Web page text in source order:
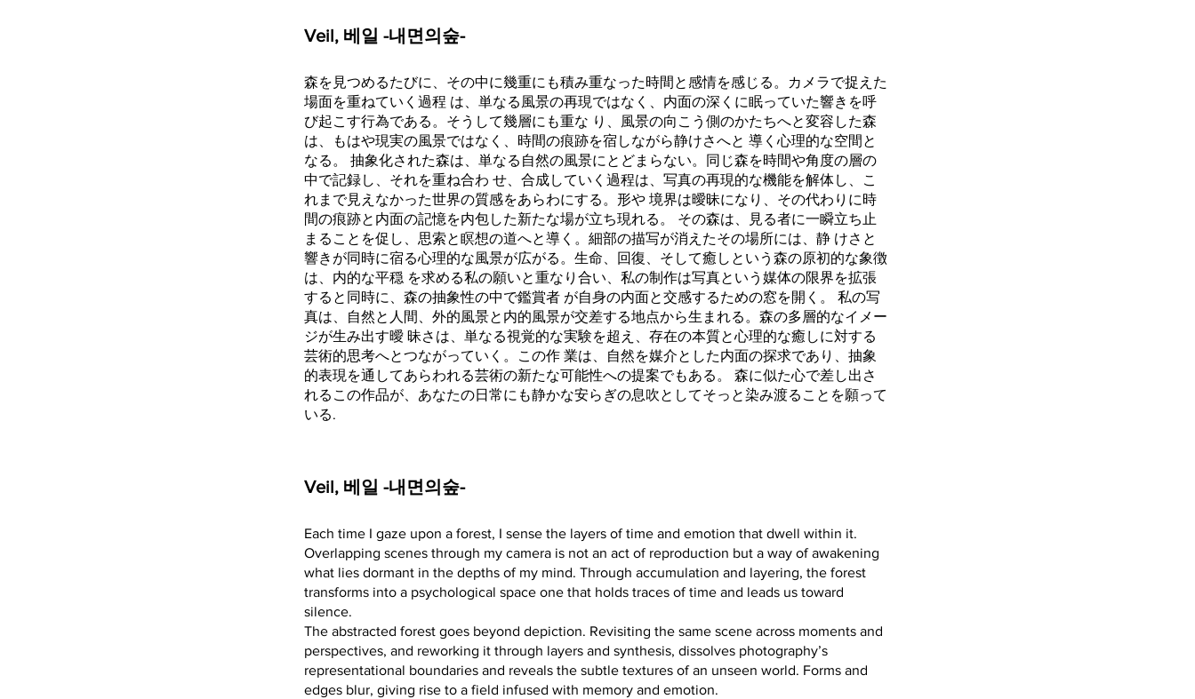
Veil, 베일 -내면의숲-
森を見つめるたびに、その中に幾重にも積み重なった時間と感情を感じる。カメラで捉えた
場面を重ねていく過程 は、単なる風景の再現ではなく、内面の深くに眠っていた響きを呼
び起こす行為である。そうして幾層にも重な り、風景の向こう側のかたちへと変容した森
は、もはや現実の風景ではなく、時間の痕跡を宿しながら静けさへと 導く心理的な空間と
なる。 抽象化された森は、単なる自然の風景にとどまらない。同じ森を時間や角度の層の
中で記録し、それを重ね合わ せ、合成していく過程は、写真の再現的な機能を解体し、こ
れまで見えなかった世界の質感をあらわにする。形や 境界は曖昧になり、その代わりに時
間の痕跡と内面の記憶を内包した新たな場が立ち現れる。 その森は、見る者に一瞬立ち止
まることを促し、思索と瞑想の道へと導く。細部の描写が消えたその場所には、静 けさと
響きが同時に宿る心理的な風景が広がる。生命、回復、そして癒しという森の原初的な象徴
は、内的な平穏 を求める私の願いと重なり合い、私の制作は写真という媒体の限界を拡張
すると同時に、森の抽象性の中で鑑賞者 が自身の内面と交感するための窓を開く。 私の写
真は、自然と人間、外的風景と内的風景が交差する地点から生まれる。森の多層的なイメー
ジが生み出す曖 昧さは、単なる視覚的な実験を超え、存在の本質と心理的な癒しに対する
芸術的思考へとつながっていく。この作 業は、自然を媒介とした内面の探求であり、抽象
的表現を通してあらわれる芸術の新たな可能性への提案でもある。 森に似た心で差し出さ
れるこの作品が、あなたの日常にも静かな安らぎの息吹としてそっと染み渡ることを願って
いる.
Veil, 베일 -내면의숲-
Each time I gaze upon a forest, I sense the layers of time and emotion that dwell within it.
Overlapping scenes through my camera is not an act of reproduction but a way of awakening
what lies dormant in the depths of my mind. Through accumulation and layering, the forest
transforms into a psychological space one that holds traces of time and leads us toward
silence.
The abstracted forest goes beyond depiction. Revisiting the same scene across moments and
perspectives, and reworking it through layers and synthesis, dissolves photography’s
representational boundaries and reveals the subtle textures of an unseen world. Forms and
edges blur, giving rise to a field infused with memory and emotion.